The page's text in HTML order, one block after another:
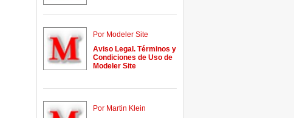
Por Modeler Site
Aviso Legal. Términos y
Condiciones de Uso de
Modeler Site
Por Martin Klein